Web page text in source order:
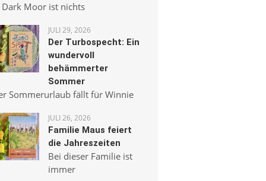
Dark Moor ist nichts
JULI 29, 2026
Der Turbospecht: Ein
wundervoll
behämmerter
Sommer
Sommerurlaub fällt für Winnie
JULI 26, 2026
Familie Maus feiert
die Jahreszeiten
Bei dieser Familie ist
immer